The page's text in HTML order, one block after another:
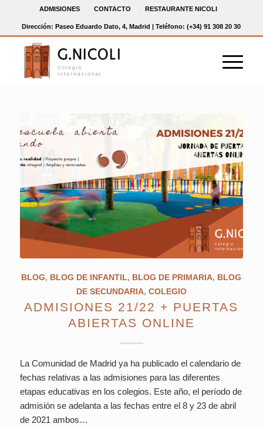
ADMISIONES CONTACTO RESTAURANTE NICOLI
Dirección: Paseo Eduardo Dato, 4, Madrid | Teléfono: (+34) 91 308 20 30
BLOG, BLOG DE INFANTIL, BLOG DE PRIMARIA, BLOG
DE SECUNDARIA, COLEGIO
ADMISIONES 21/22 + PUERTAS
ABIERTAS ONLINE
La Comunidad de Madrid ya ha publicado el calendario de
fechas relativas a las admisiones para las diferentes
etapas educativas en los colegios. Este año, el período de
admisión se adelanta a las fechas entre el 8 y 23 de abril
de 2021 ambos…